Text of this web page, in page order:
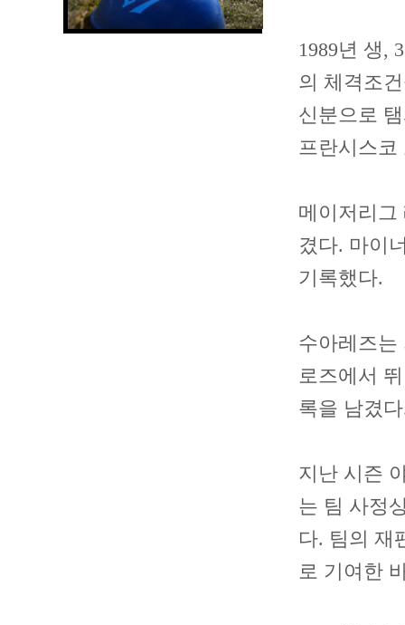
1989년 생,
의 체격조
신분으로
프란시스코
메이저리그
겼다. 마이
기록했다.
수아레즈는
로즈에서
록을 남겼
지난 시즌
는 팀 사정
다. 팀의 재
로 기여한